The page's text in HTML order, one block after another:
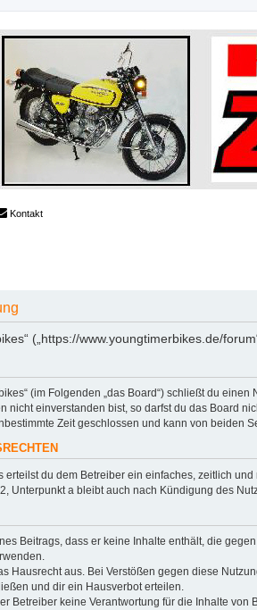
Kontakt
(„https://www.youngtimerbikes.de/
(im Folgenden „das Board“) schließt du
nicht einverstanden bist, so darfst du das Board
Zeit geschlossen und kann von beiden
erteilst du dem Betreiber ein einfaches, zeitlich
Unterpunkt a bleibt auch nach Kündigung des
Beitrags, dass er keine Inhalte enthält, die
Hausrecht aus. Bei Verstößen gegen diese
und dir ein Hausverbot erteilen.
Betreiber keine Verantwortung für die Inhalte